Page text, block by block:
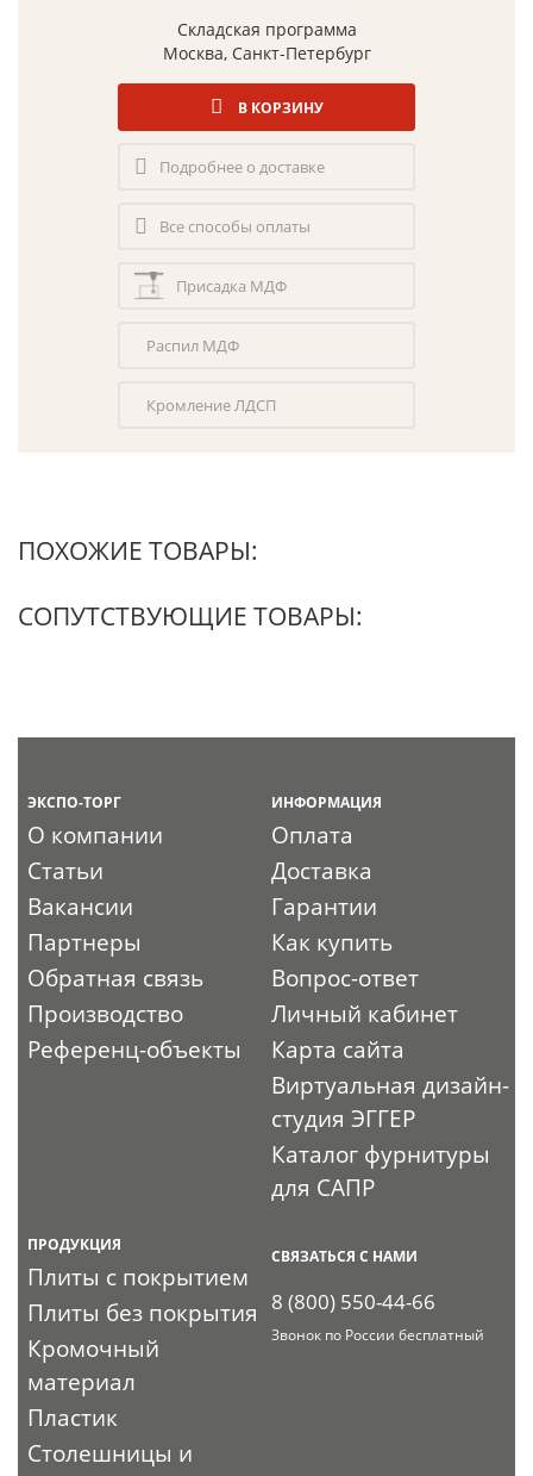
Складская программа
Москва, Санкт-Петербург
В КОРЗИНУ
Подробнее о доставке
Все способы оплаты
Присадка МДФ
Распил МДФ
Кромление ЛДСП
ПОХОЖИЕ ТОВАРЫ:
СОПУТСТВУЮЩИЕ ТОВАРЫ:
ЭКСПО-ТОРГ
О компании
Статьи
Вакансии
Партнеры
Обратная связь
Производство
Референц-объекты
ИНФОРМАЦИЯ
Оплата
Доставка
Гарантии
Как купить
Вопрос-ответ
Личный кабинет
Карта сайта
Виртуальная дизайн-
студия ЭГГЕР
Каталог фурнитуры
для САПР
ПРОДУКЦИЯ
Плиты с покрытием
Плиты без покрытия
Кромочный
материал
Пластик
Столешницы и
СВЯЗАТЬСЯ С НАМИ
8 (800) 550-44-66
Звонок по России бесплатный